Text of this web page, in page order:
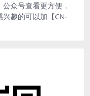
众号查看更方便，
趣的可以加【CN-